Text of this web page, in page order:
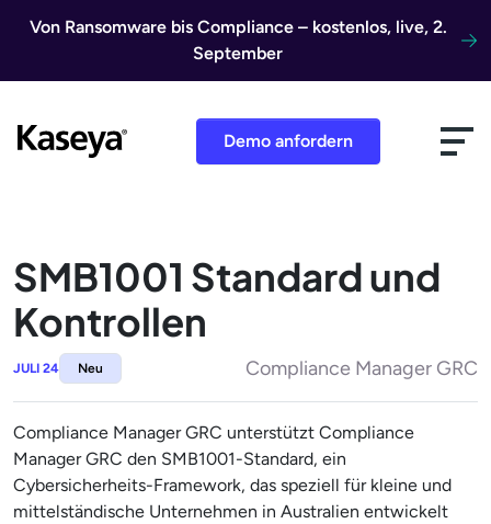
Von Ransomware bis Compliance – kostenlos, live, 2.
September
Demo anfordern
SMB1001 Standard und
Kontrollen
JULI 24 Neu Compliance Manager GRC
Compliance Manager GRC unterstützt Compliance
Manager GRC den SMB1001-Standard, ein
Cybersicherheits-Framework, das speziell für kleine und
mittelständische Unternehmen in Australien entwickelt